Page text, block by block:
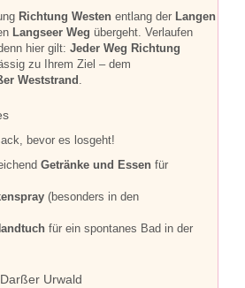
Richtung Westen entlang der Langen
Langseer Weg übergeht. Verlaufen
hier gilt: Jeder Weg Richtung
zu Ihrem Ziel – dem
Weststrand .
bevor es losgeht!
Getränke und Essen für
(besonders in den
für ein spontanes Bad in der
Urwald